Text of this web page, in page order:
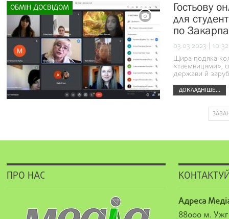
ОБМІН ДОСВІДОМ
Гостьову
для
по
03.03.2023 | 10:32
Щира подяка
«таємницями»,
держави й
ДОКЛАДНІШЕ...
ПРО НАС
Адреса
88000 м.